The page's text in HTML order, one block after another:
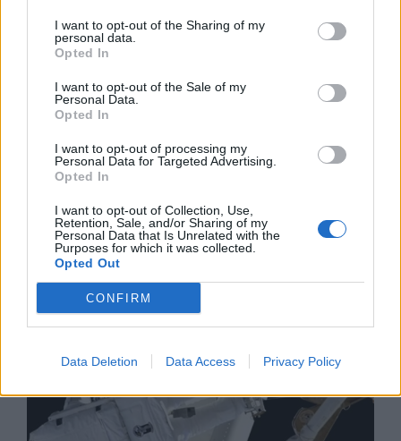
I want to opt-out of the Sharing of my
personal data.
Opted In
I want to opt-out of the Sale of my
Personal Data.
Opted In
I want to opt-out of processing my
Personal Data for Targeted Advertising.
Opted In
I want to opt-out of Collection, Use,
Retention, Sale, and/or Sharing of my
Personal Data that Is Unrelated with the
Purposes for which it was collected.
Opted Out
CONFIRM
Data Deletion Data Access Privacy Policy
създаде нови жизнеспособни вируси
07.08.2026 / 15:30